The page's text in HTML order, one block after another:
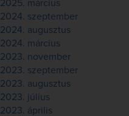
2025. március
2024. szeptember
2024. augusztus
2024. március
2023. november
2023. szeptember
2023. augusztus
2023. július
2023. április